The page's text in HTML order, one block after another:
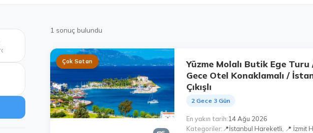
1 sonuç bulundu
Çok Satan
Yüzme Molalı Butik Ege Turu
Gece Otel Konaklamalı /
Çıkışlı
2 Gece 3 Gün
En yakın tarih 14 Ağu 2026
Kategoriler